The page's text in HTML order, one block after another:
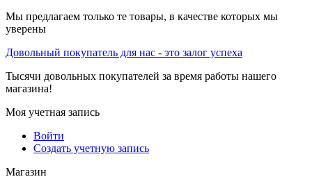
Мы предлагаем только те товары, в качестве которых мы
уверены
Довольный покупатель для нас - это залог успеха
Тысячи довольных покупателей за время работы нашего
магазина!
Моя учетная запись
Войти
Создать учетную запись
Магазин